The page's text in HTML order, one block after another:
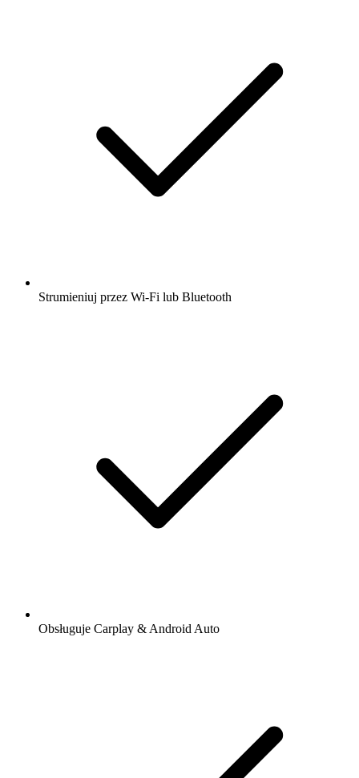
Strumieniuj przez Wi-Fi lub Bluetooth
Obsługuje Carplay & Android Auto